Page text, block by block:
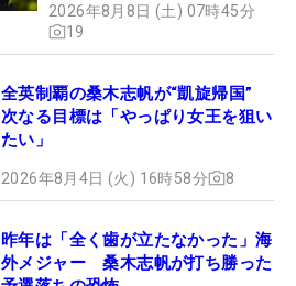
2026年8月8日 (土) 07時45分
19
全英制覇の桑木志帆が“凱旋帰国”
次なる目標は「やっぱり女王を狙い
たい」
2026年8月4日 (火) 16時58分 8
昨年は「全く歯が立たなかった」海
外メジャー 桑木志帆が打ち勝った